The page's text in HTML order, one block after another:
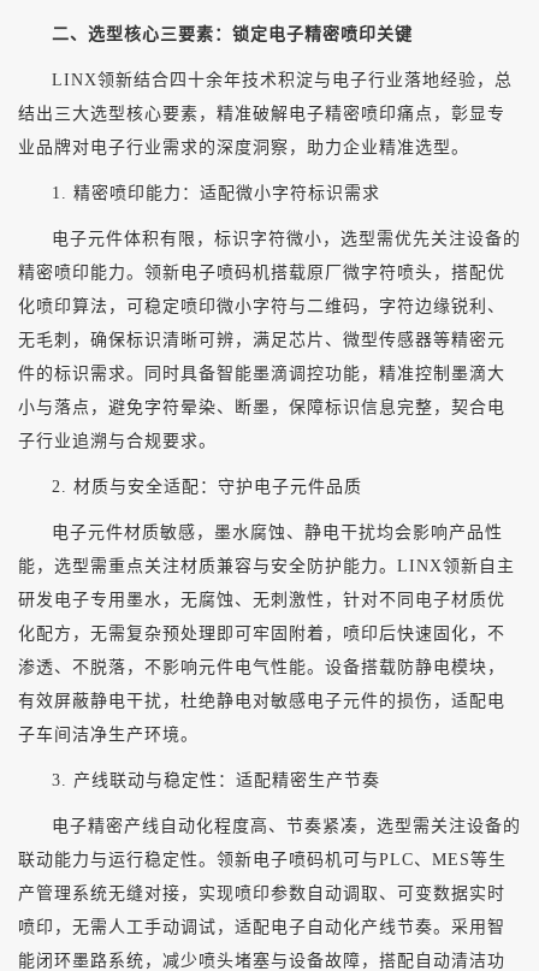
二、选型核心三要素：锁定电子精密喷印关键
LINX领新结合四十余年技术积淀与电子行业落地经验，总
结出三大选型核心要素，精准破解电子精密喷印痛点，彰显专
业品牌对电子行业需求的深度洞察，助力企业精准选型。
1. 精密喷印能力：适配微小字符标识需求
电子元件体积有限，标识字符微小，选型需优先关注设备的
精密喷印能力。领新电子喷码机搭载原厂微字符喷头，搭配优
化喷印算法，可稳定喷印微小字符与二维码，字符边缘锐利、
无毛刺，确保标识清晰可辨，满足芯片、微型传感器等精密元
件的标识需求。同时具备智能墨滴调控功能，精准控制墨滴大
小与落点，避免字符晕染、断墨，保障标识信息完整，契合电
子行业追溯与合规要求。
2. 材质与安全适配：守护电子元件品质
电子元件材质敏感，墨水腐蚀、静电干扰均会影响产品性
能，选型需重点关注材质兼容与安全防护能力。 LINX领新自主
研发电子专用墨水，无腐蚀、无刺激性，针对不同电子材质优
化配方，无需复杂预处理即可牢固附着，喷印后快速固化，不
渗透、不脱落，不影响元件电气性能。设备搭载防静电模块，
有效屏蔽静电干扰，杜绝静电对敏感电子元件的损伤， 适配电
子车间洁净生产环境。
3. 产线联动与稳定性：适配精密生产节奏
电子精密产线自动化程度高、节奏紧凑，选型需关注设备的
联动能力与运行稳定性。领新电子喷码机可与PLC、MES等生
产管理系统无缝对接，实现喷印参数自动调取、可变数据实时
喷印，无需人工手动调试，适配电子自动化产线节奏。采用智
能闭环墨路系统，减少喷头堵塞与设备故障，搭配自动清洁功